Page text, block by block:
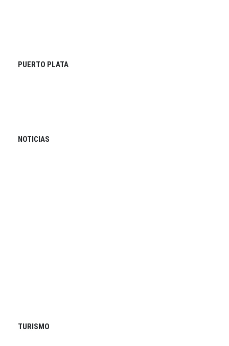
PUERTO PLATA
NOTICIAS
TURISMO